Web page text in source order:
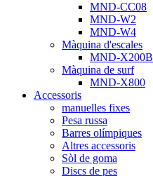
MND-CC08
MND-W2
MND-W4
Màquina d'escales
MND-X200B
Màquina de surf
MND-X800
Accessoris
manuelles fixes
Pesa russa
Barres olímpiques
Altres accessoris
Sòl de goma
Discs de pes